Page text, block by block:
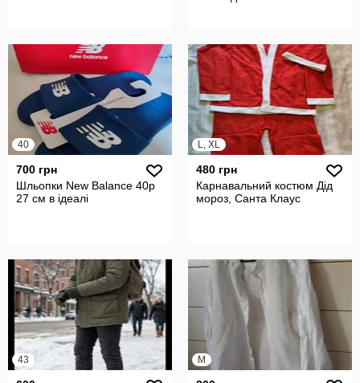
40
700 грн
Шльопки New Balance 40р
27 см в ідеалі
L, XL
480 грн
Карнавальний костюм Дід
мороз, Санта Клаус
43 M